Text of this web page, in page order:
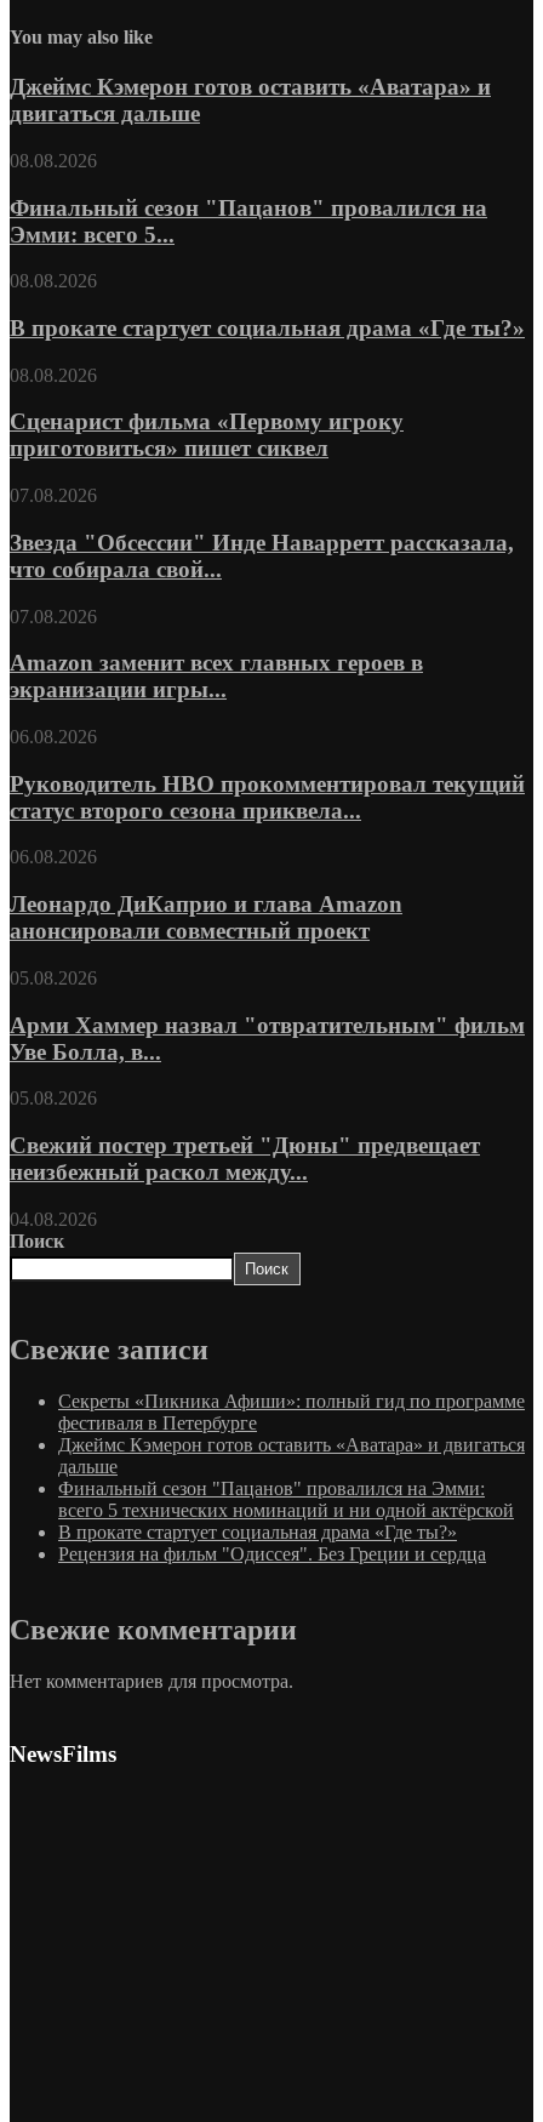
You may also like
Джеймс Кэмерон готов оставить «Аватара» и
двигаться дальше
08.08.2026
Финальный сезон "Пацанов" провалился на
Эмми: всего 5...
08.08.2026
В прокате стартует социальная драма «Где ты?»
08.08.2026
Сценарист фильма «Первому игроку
приготовиться» пишет сиквел
07.08.2026
Звезда "Обсессии" Инде Наварретт рассказала,
что собирала свой...
07.08.2026
Amazon заменит всех главных героев в
экранизации игры...
06.08.2026
Руководитель HBO прокомментировал текущий
статус второго сезона приквела...
06.08.2026
Леонардо ДиКаприо и глава Amazon
анонсировали совместный проект
05.08.2026
Арми Хаммер назвал "отвратительным" фильм
Уве Болла, в...
05.08.2026
Свежий постер третьей "Дюны" предвещает
неизбежный раскол между...
04.08.2026
Поиск
Поиск
Свежие записи
Секреты «Пикника Афиши»: полный гид по программе
фестиваля в Петербурге
Джеймс Кэмерон готов оставить «Аватара» и двигаться
дальше
Финальный сезон "Пацанов" провалился на Эмми:
всего 5 технических номинаций и ни одной актёрской
В прокате стартует социальная драма «Где ты?»
Рецензия на фильм "Одиссея". Без Греции и сердца
Свежие комментарии
Нет комментариев для просмотра.
NewsFilms